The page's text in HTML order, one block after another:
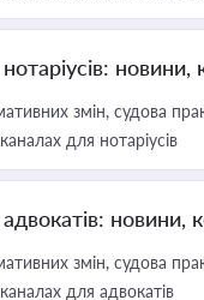
новини,
змін, судова
для нотаріусів
новини,
змін, судова
для адвокатів